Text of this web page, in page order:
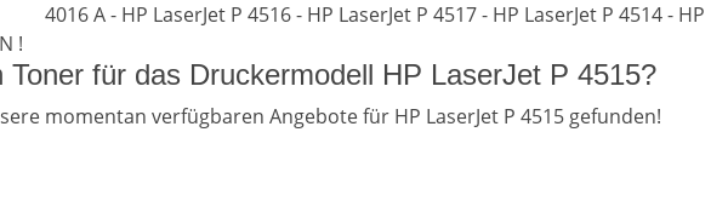
4016 A - HP LaserJet P 4516 - HP LaserJet P 4517 - HP LaserJet P 4514 - HP
!
Toner für das Druckermodell HP LaserJet P 4515?
momentan verfügbaren Angebote für HP LaserJet P 4515 gefunden!